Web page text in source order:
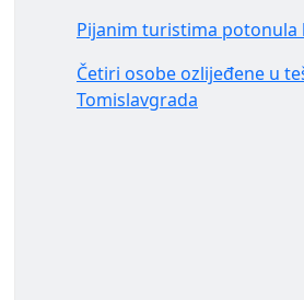
Pijanim turistima potonula
Četiri osobe ozlijeđene u
Tomislavgrada